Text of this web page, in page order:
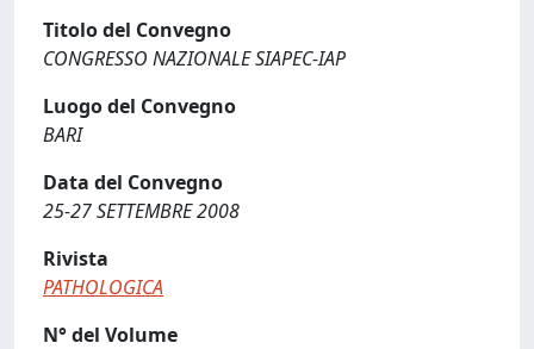
Titolo del Convegno
CONGRESSO NAZIONALE SIAPEC-IAP
Luogo del Convegno
BARI
Data del Convegno
25-27 SETTEMBRE 2008
Rivista
PATHOLOGICA
N° del Volume